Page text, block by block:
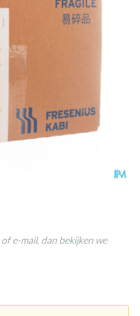
e-mail, dan bekijken we